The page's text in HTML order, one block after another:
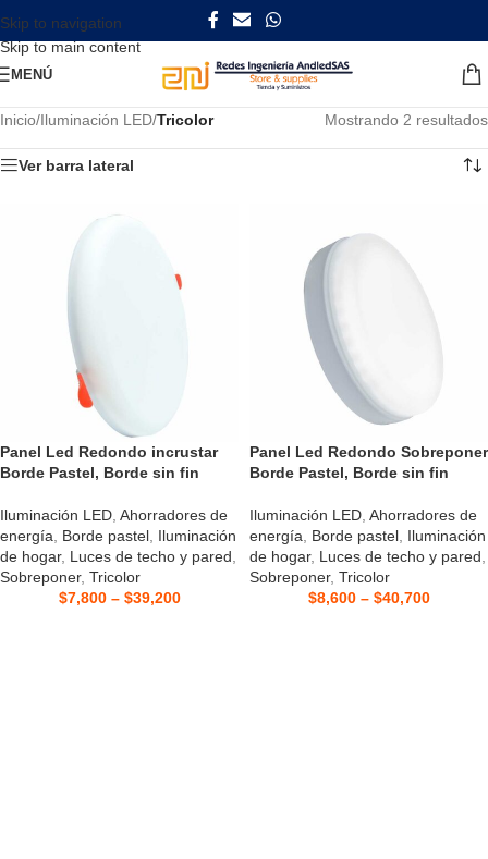
Skip to navigation
Skip to main content
MENÚ
Inicio/Iluminación LED/Tricolor Mostrando 2 resultados
Ver barra lateral
Panel Led Redondo incrustar
Borde Pastel, Borde sin fin
Iluminación LED Ahorradores de
energía
Borde pastel Iluminación
de hogar, Luces de techo y pared
Sobreponer, Tricolor
$7,800 – $39,200
Panel Led Redondo Sobreponer
Borde Pastel, Borde sin fin
Iluminación LED Ahorradores de
energía
Borde pastel Iluminación
de hogar, Luces de techo y pared
Sobreponer, Tricolor
$8,600 – $40,700